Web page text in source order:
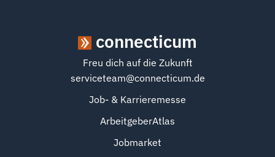
connecticum
Freu dich auf die Zukunft
serviceteam@connecticum.de
Job- & Karrieremesse
ArbeitgeberAtlas
Jobmarket